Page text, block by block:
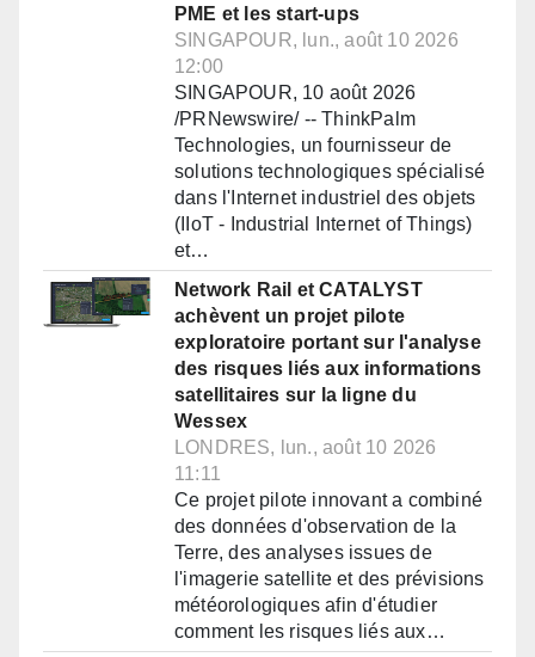
PME et les start-ups
SINGAPOUR, lun., août 10 2026
12:00
SINGAPOUR, 10 août 2026
/PRNewswire/ -- ThinkPalm
Technologies, un fournisseur de
solutions technologiques spécialisé
dans l'Internet industriel des objets
(IIoT - Industrial Internet of Things)
et…
Network Rail et CATALYST
achèvent un projet pilote
exploratoire portant sur l'analyse
des risques liés aux informations
satellitaires sur la ligne du
Wessex
LONDRES, lun., août 10 2026
11:11
Ce projet pilote innovant a combiné
des données d'observation de la
Terre, des analyses issues de
l'imagerie satellite et des prévisions
météorologiques afin d'étudier
comment les risques liés aux…